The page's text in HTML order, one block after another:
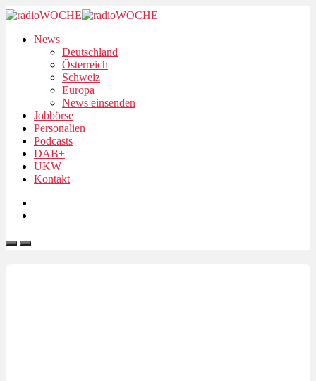
News
Deutschland
Österreich
Schweiz
Europa
News einsenden
Jobbörse
Personalien
Podcasts
DAB+
UKW
Kontakt